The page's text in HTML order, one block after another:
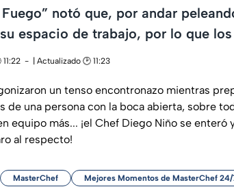
notó que, por andar
espacio de trabajo, por lo que
| Actualizado 🕑 11:23
un tenso encontronazo mientras
de una persona con la boca abierta, sobre
equipo más... ¡el Chef Diego Niño se
al respecto!
MasterChef Mejores Momentos de MasterChef 24/